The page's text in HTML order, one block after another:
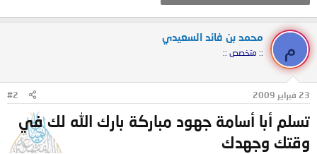
م
محمد بن فائد السعيدي
:: متخصص ::
23 فبراير 2009 #2
تسلم أبا أسامة جهود مباركة بارك الله لك في
وقتك وجهدك